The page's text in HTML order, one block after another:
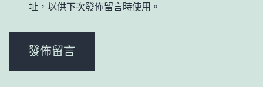
址，以供下次發佈留言時使用。